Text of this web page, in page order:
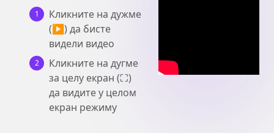
1
Кликните на дужме
(▶) да бисте
видели видео
2
Кликните на дугме
за целу екран (⛶)
да видите у целом
екран режиму